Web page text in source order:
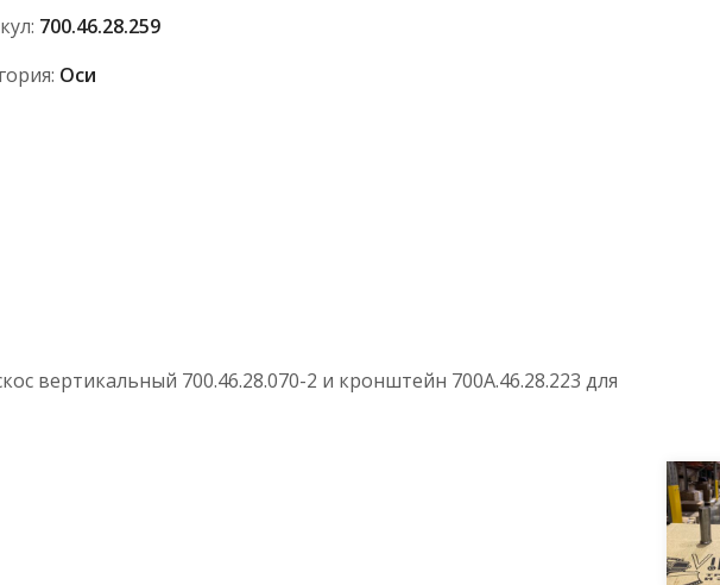
700.46.28.259
Оси
вертикальный 700.46.28.070-2 и кронштейн 700А.46.28.223 для